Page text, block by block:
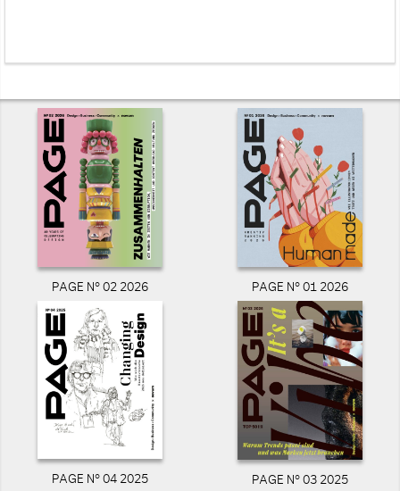
PAGE N° 02 2026 PAGE N° 01 2026
PAGE N° 04 2025 PAGE N° 03 2025